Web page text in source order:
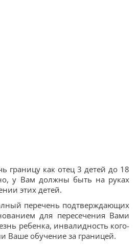
границу как отец 3 детей до 18
у Вам должны быть на руках
этих детей.
перечень подтверждающих
для пересечения Вами
ребенка, инвалидность кого-
Ваше обучение за границей.